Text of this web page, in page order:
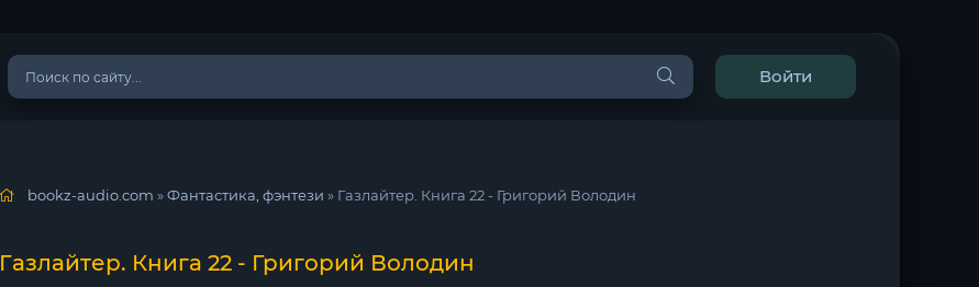
Войти
bookz-audio.com »Фантастика, фэнтези » Газлайтер. Книга 22 - Григорий Володин
Газлайтер. Книга 22 - Григорий Володин